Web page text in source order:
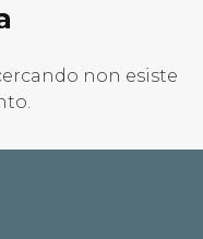
non esiste